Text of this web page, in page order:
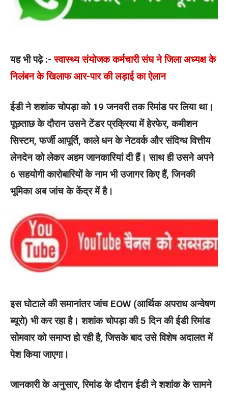
यह भी पढ़े :-स्वास्थ्य संयोजक कर्मचारी संघ ने जिला अध्यक्ष के
निलंबन के खिलाफ आर-पार की लड़ाई का ऐलान
ईडी ने शशांक चोपड़ा को 19 जनवरी तक रिमांड पर लिया था।
पूछताछ के दौरान उसने टेंडर प्रक्रिया में हेरफेर, कमीशन
सिस्टम, फर्जी आपूर्ति, काले धन के नेटवर्क और संदिग्ध वित्तीय
लेनदेन को लेकर अहम जानकारियां दी हैं। साथ ही उसने अपने
6 सहयोगी कारोबारियों के नाम भी उजागर किए हैं, जिनकी
भूमिका अब जांच के केंद्र में है।
इस घोटाले की समानांतर जांच EOW (आर्थिक अपराध अन्वेषण
ब्यूरो) भी कर रहा है। शशांक चोपड़ा की 5 दिन की ईडी रिमांड
सोमवार को समाप्त हो रही है, जिसके बाद उसे विशेष अदालत में
पेश किया जाएगा।
जानकारी के अनुसार, रिमांड के दौरान ईडी ने शशांक के सामने